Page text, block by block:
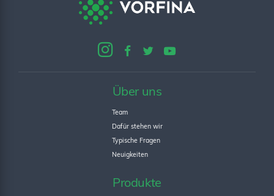
Über uns
Team
Dafür stehen wir
Typische Fragen
Neuigkeiten
Produkte